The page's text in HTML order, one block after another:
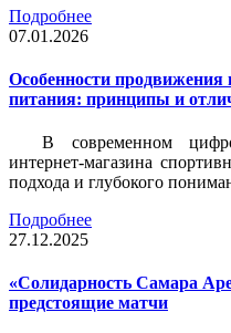
Подробнее
07.01.2026
Особенности продвижения
питания: принципы и
В современном
интернет-магазина
подхода и глубокого
Подробнее
27.12.2025
«Солидарность Самара
предстоящие матчи